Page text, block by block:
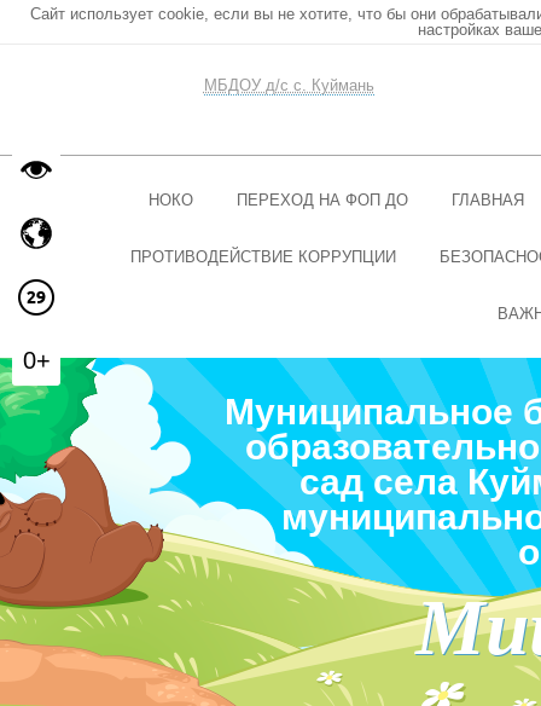
Сайт использует cookie, если вы не хотите, что бы они
настройках
МБДОУ д/с с. Куймань
НОКО ПЕРЕХОД НА ФОП ДО ГЛАВНАЯ
ПРОТИВОДЕЙСТВИЕ КОРРУПЦИИ
Муниципальное
сад села
0+